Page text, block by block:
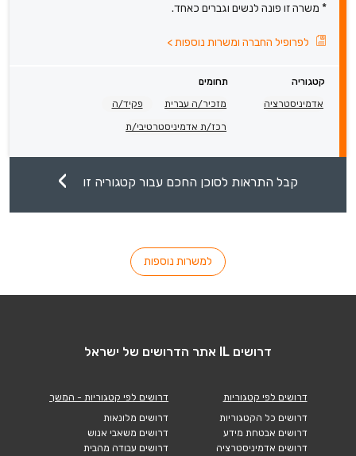
* משרה זו פונה לנשים וגברים כאחד.
לפרופיל החברה ומשרות נוספות>
קטגוריה
תחומים
אדמיניסטרציה
מזכיר/ה עברית פקיד/ה
רכז/ת אדמיניסטרטיבי/ת
קבל התראות לסוכן החכם עבור קטגוריה זו
למשרות נוספות
דרושים IL אתר הדרושים של ישראל
דרושים לפי קטגוריות
דרושים כל הקטגוריות
דרושים אבטחת מידע
דרושים אדמיניסטרציה
דרושים לפי קטגוריות - המשך
דרושים מלונאות
דרושים משאבי אנוש
דרושים עבודה מהבית